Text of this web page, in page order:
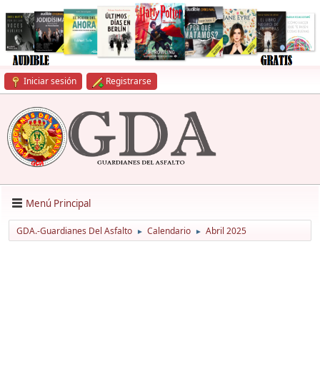
Iniciar sesión Registrarse
Menú Principal
GDA.-Guardianes Del Asfalto ► Calendario ► Abril 2025